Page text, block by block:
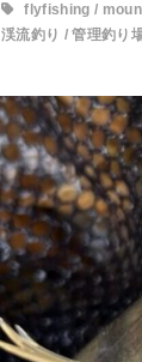
flyfishing /
渓流釣り /管理釣り